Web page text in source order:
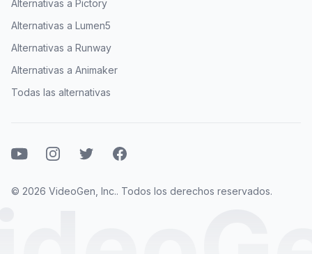
Alternativas a Pictory
Alternativas a Lumen5
Alternativas a Runway
Alternativas a Animaker
Todas las alternativas
YouTubeInstagramTwitterFacebook
© 2026 VideoGen, Inc.. Todos los derechos reservados.